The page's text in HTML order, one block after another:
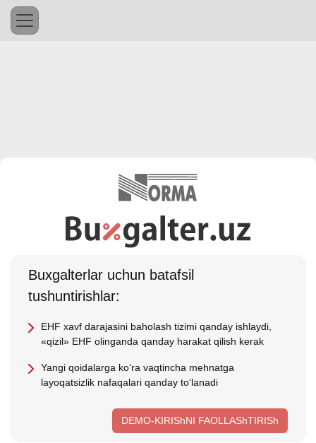
Buхgalterlar uchun batafsil
tushuntirishlar:
EHF хavf darajasini baholash tizimi qanday ishlaydi,
«qizil» EHF olinganda qanday harakat qilish kerak
Yangi qoidalarga koʻra vaqtincha mehnatga
layoqatsizlik nafaqalari qanday toʻlanadi
DEMO-KIRIShNI FAOLLAShTIRISh